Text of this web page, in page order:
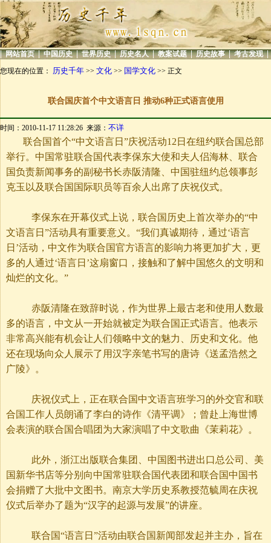
| 网站首页 | 中国历史 | 世界历史 | 历史名人 | 教案试题 | 历史故事 | 考古发现 |
您现在的位置： 历史千年 >> 文化 >> 国学文化 >> 正文
联合国庆首个中文语言日 推动6种正式语言使用
时间：2010-11-17 11:28:26 来源： 不详
联合国首个“中文语言日”庆祝活动12日在纽约联合国总部
举行。中国常驻联合国代表李保东大使和夫人侣海林、联合
国负责新闻事务的副秘书长赤阪清隆、中国驻纽约总领事彭
克玉以及联合国国际职员等百余人出席了庆祝仪式。
李保东在开幕仪式上说，联合国历史上首次举办的“中
文语言日”活动具有重要意义。“我们真诚期待，通过‘语言
日’活动，中文作为联合国官方语言的影响力将更加扩大，更
多的人通过‘语言日’这扇窗口，接触和了解中国悠久的文明和
灿烂的文化。”
赤阪清隆在致辞时说，作为世界上最古老和使用人数最
多的语言，中文从一开始就被定为联合国正式语言。他表示
非常高兴能有机会让人们领略中文的魅力、历史和文化。他
还在现场向众人展示了用汉字亲笔书写的唐诗《送孟浩然之
广陵》。
庆祝仪式上，正在联合国中文语言班学习的外交官和联
合国工作人员朗诵了李白的诗作《清平调》；曾赴上海世博
会表演的联合国合唱团为大家演唱了中文歌曲《茉莉花》。
此外，浙江出版联合集团、中国图书进出口总公司、美
国新华书店等分别向中国常驻联合国代表团和联合国中国书
会捐赠了大批中文图书。南京大学历史系教授范毓周在庆祝
仪式后举办了题为“汉字的起源与发展”的讲座。
联合国“语言日”活动由联合国新闻部发起并主办，旨在